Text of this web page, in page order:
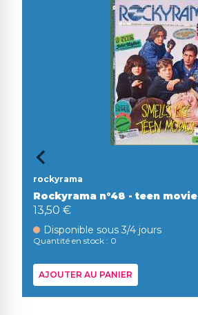
rockyrama
Rockyrama n°48 - teen movie
13,50 €
Disponible sous 3/4 jours
Quantité en stock : 0
AJOUTER AU PANIER